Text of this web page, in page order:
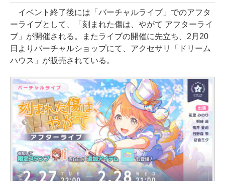
イベント終了後には「バーチャルライブ」でのアフタ
ーライブとして、「刻まれた傷は、やがて アフターライ
ブ」が開催される。またライブの開催に先立ち、2月20
日よりバーチャルショップにて、アクセサリ「ドリーム
ハウス」が販売されている。